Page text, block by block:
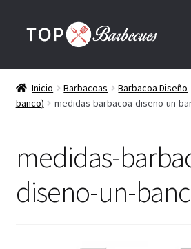
Inicio
Barbacoas
Expandir
el
menú
hijo
Quienes somos
Montaje
Inicio Barbacoas Barbacoa Diseño
banco)
medidas-barbacoa-diseno-un-
medidas-
diseno-un-